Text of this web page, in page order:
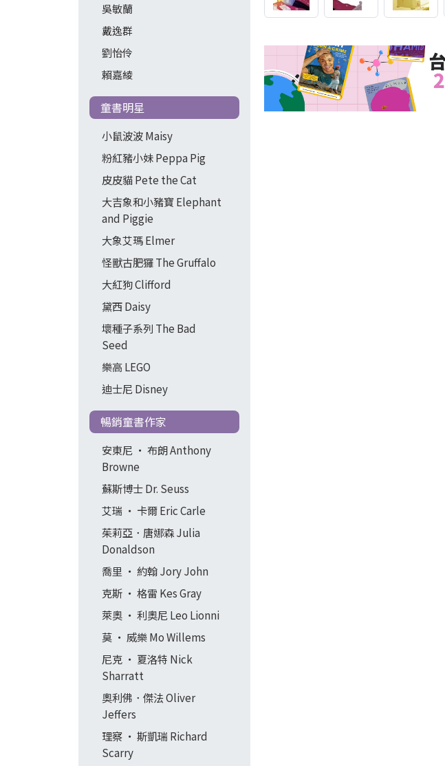
吳敏蘭
戴逸群
劉怡伶
賴嘉綾
童書明星
小鼠波波 Maisy
粉紅豬小妹 Peppa Pig
皮皮貓 Pete the Cat
大吉象和小豬寶 Elephant
and Piggie
大象艾瑪 Elmer
怪獸古肥玀 The Gruffalo
大紅狗 Clifford
黛西 Daisy
壞種子系列 The Bad
Seed
樂高 LEGO
迪士尼 Disney
暢銷童書作家
安東尼 ‧ 布朗 Anthony
Browne
蘇斯博士 Dr. Seuss
艾瑞 ‧ 卡爾 Eric Carle
茱莉亞．唐娜森 Julia
Donaldson
喬里 ‧ 約翰 Jory John
克斯 ‧ 格雷 Kes Gray
萊奧 ‧ 利奧尼 Leo Lionni
莫 ‧ 威樂 Mo Willems
尼克 ‧ 夏洛特 Nick
Sharratt
奧利佛．傑法 Oliver
Jeffers
理察 ‧ 斯凱瑞 Richard
Scarry